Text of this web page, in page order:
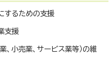
するための支援
支援
、小売業、サービス業等）の維